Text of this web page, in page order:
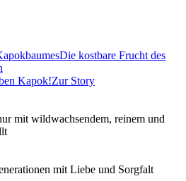
Die kostbare Frucht des
Kapok!Zur Story
mit wildwachsendem, reinem und
mit Liebe und Sorgfalt